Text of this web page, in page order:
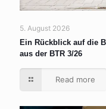
5. August 2026
Ein Rückblick auf die
aus der BTR 3/26
Read more